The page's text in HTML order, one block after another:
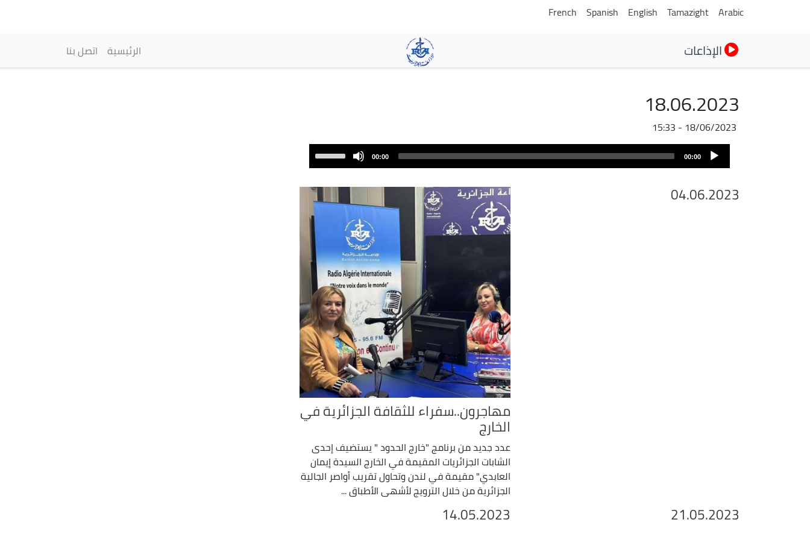
Arabic
Tamazight
English
Spanish
French
الإذاعات principale
الرئيسية اتصل بنا
18.06.2023
18/06/2023 - 15:33
Audio
Player
00:00
00:00
keys
increase
or
decrease
volume.
04.06.2023
مهاجرون..سفراء للثقافة الجزائرية في
الخارج
عدد جديد من برنامج "خارج الحدود " يستضيف إحدى
الشابات الجزائريات المقيمة في الخارج السيدة إيمان
العابدي" مقيمة في لندن وتحاول تقريب أواصر الجالية
الجزائرية من خلال الترويج لأشهى الأطباق ...
21.05.2023
14.05.2023